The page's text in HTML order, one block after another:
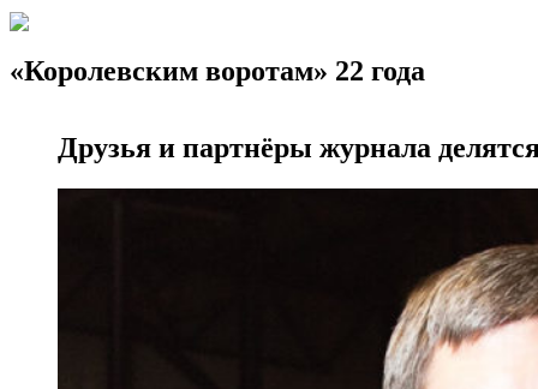
«Королевским воротам» 22 года
Друзья и партнёры журнала